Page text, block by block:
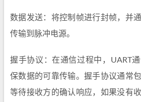
数据发送：将控制帧进行封帧，并
传输到脉冲电源。
握手协议：在通信过程中，UART
保数据的可靠传输。握手协议通常
等待接收方的确认响应，如果没有